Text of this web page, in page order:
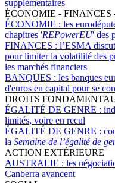
supplémentaires
ÉCONOMIE - FINANCES
ÉCONOMIE : les
chapitres 'REPowerEU' des
FINANCES : l’ESMA
pour limiter la volatilité des
les marchés financiers
BANQUES : les banques
d'euros en capital pour se
DROITS
ÉGALITÉ DE GENRE :
limités, voire en recul
ÉGALITÉ DE GENRE :
la Semaine de l’égalité de
ACTION EXTÉRIEURE
AUSTRALIE : les
Canberra avancent